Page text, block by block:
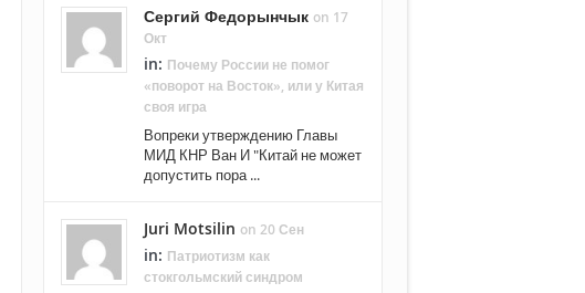
Сергий Федорынчык on 17
Окт
in: Почему России не помог
«поворот на Восток», или у Китая
своя игра
Вопреки утверждению Главы
МИД КНР Ван И "Китай не может
допустить пора ...
Juri Motsilin on 20 Сен
in: Патриотизм как
стокгольмский синдром